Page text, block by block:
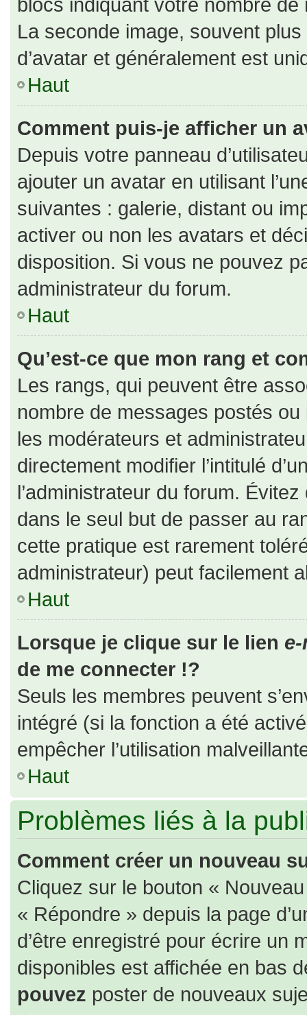
La seconde image, souvent
d’avatar et généralement est
Haut
Comment puis-je afficher un
Depuis votre panneau
ajouter un avatar en utilisant
suivantes : galerie, distant ou
activer ou non les avatars et
disposition. Si vous ne pouvez
administrateur du forum.
Haut
Qu’est-ce que mon rang et
Les rangs, qui peuvent être
nombre de messages postés
les modérateurs et
directement modifier l’intitulé
l’administrateur du forum.
dans le seul but de passer au
cette pratique est rarement
administrateur) peut facilement
Haut
Lorsque je clique sur le lien
de me connecter !?
Seuls les membres peuvent
intégré (si la fonction a été
empêcher l’utilisation
Haut
Problèmes liés à la
Comment créer un nouveau
Cliquez sur le bouton «
« Répondre » depuis la page
d’être enregistré pour écrire un
disponibles est affichée en bas
pouvez poster de nouveaux